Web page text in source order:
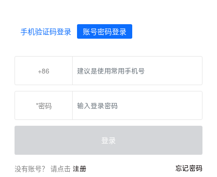
手机验证码登录 账号密码登录
+86
*密码
登录
忘记密码
没有账号？ 请点击 注册